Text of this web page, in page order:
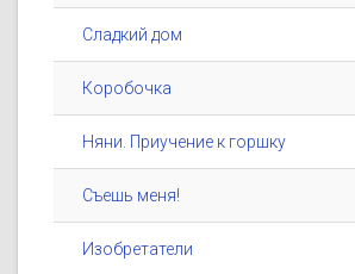
Сладкий дом
Коробочка
Няни. Приучение к горшку
Съешь меня!
Изобретатели